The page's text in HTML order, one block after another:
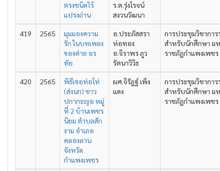
ตรงชนิดไร้
แปรงถ่าน
ร.ต.รุ่งโรจน์
สงวนวัฒนา
419 2565
มุมมองความ
รัก ในบทเพลง
ของต่าย อร
ทัย
อ.ประภัสสรา
ห่อทอง
อ.จิราพร ภูว
รัตนาวิวิธ
การประชุมวิชากา
สำหรับนักศึกษา ม
ราชภัฏกำแพงเพช
420 2565
พิธีเซอท่อโท่
(ส่งนก) ชาว
ปกากะญอ หมู่
ที่ 2 บ้านเพชร
นิยม ตำบลสัก
งาม อำเภอ
คลองลาน
จังหวัด
กำแพงเพชร
ผศ.จิรัฎฐ์ เพ็ง
แดง
การประชุมวิชากา
สำหรับนักศึกษา ม
ราชภัฏกำแพงเพช